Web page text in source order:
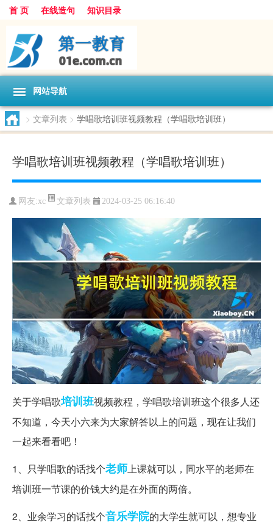
首 页 在线造句 知识目录
网站导航
> 文章列表 > 学唱歌培训班视频教程（学唱歌培训班）
学唱歌培训班视频教程（学唱歌培训班）
网友:xc 文章列表 2024-03-25 06:16:40
关于学唱歌培训班视频教程，学唱歌培训班这个很多人还
不知道，今天小六来为大家解答以上的问题，现在让我们
一起来看看吧！
1、只学唱歌的话找个老师上课就可以，同水平的老师在
培训班一节课的价钱大约是在外面的两倍。
2、业余学习的话找个音乐学院的大学生就可以，想专业